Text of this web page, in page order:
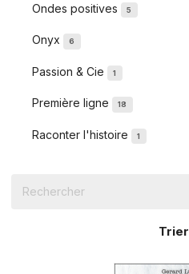
Ondes positives 5
Onyx 6
Passion & Cie 1
Première ligne 18
Raconter l'histoire 1
Trier